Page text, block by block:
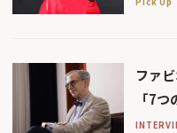
ファ
「7